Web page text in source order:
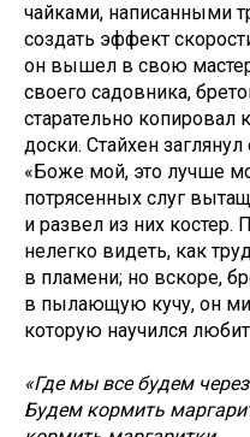
чайками, написанными
создать эффект
он вышел в свою
своего садовника,
старательно копировал
доски. Стайхен
«Боже мой, это лучше
потрясенных слуг
и развел из них костер.
нелегко видеть, как
в пламени; но вскоре,
в пылающую кучу, он
которую научился
«Где мы все будем
Будем кормить